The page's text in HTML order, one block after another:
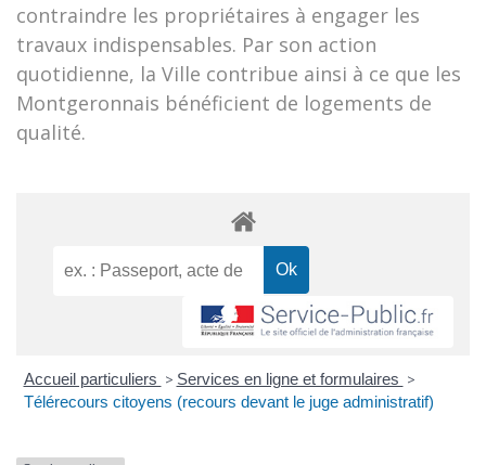
contraindre les propriétaires à engager les
travaux indispensables. Par son action
quotidienne, la Ville contribue ainsi à ce que les
Montgeronnais bénéficient de logements de
qualité.
Accueil particuliers > Services en ligne et formulaires >
Télérecours citoyens (recours devant le juge administratif)